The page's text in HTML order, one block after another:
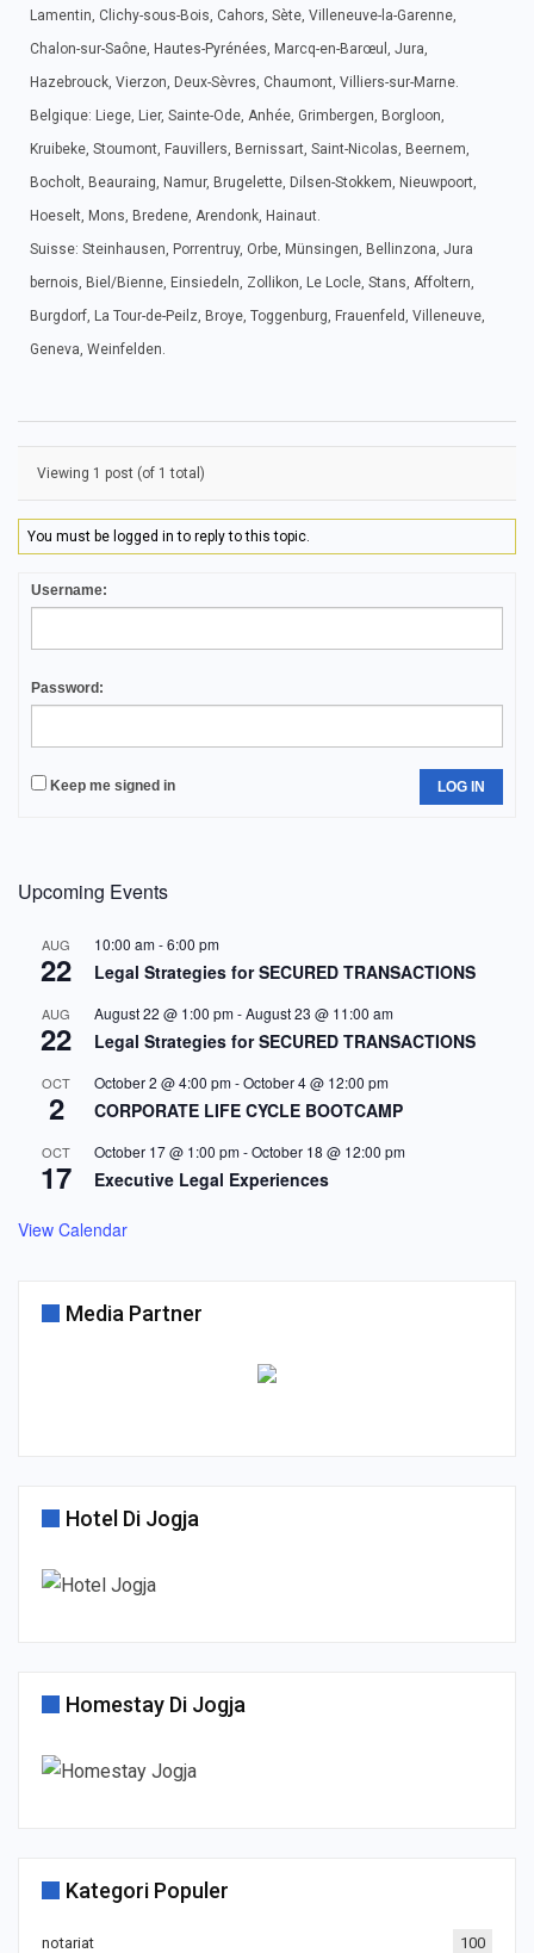
Lamentin, Clichy-sous-Bois, Cahors, Sète, Villeneuve-la-Garenne,
Chalon-sur-Saône, Hautes-Pyrénées, Marcq-en-Barœul, Jura,
Hazebrouck, Vierzon, Deux-Sèvres, Chaumont, Villiers-sur-Marne.
Belgique: Liege, Lier, Sainte-Ode, Anhée, Grimbergen, Borgloon,
Kruibeke, Stoumont, Fauvillers, Bernissart, Saint-Nicolas, Beernem,
Bocholt, Beauraing, Namur, Brugelette, Dilsen-Stokkem, Nieuwpoort,
Hoeselt, Mons, Bredene, Arendonk, Hainaut.
Suisse: Steinhausen, Porrentruy, Orbe, Münsingen, Bellinzona, Jura
bernois, Biel/Bienne, Einsiedeln, Zollikon, Le Locle, Stans, Affoltern,
Burgdorf, La Tour-de-Peilz, Broye, Toggenburg, Frauenfeld, Villeneuve,
Geneva, Weinfelden.
Viewing 1 post (of 1 total)
You must be logged in to reply to this topic.
Username:
Password:
Keep me signed in LOG IN
Upcoming Events
AUG
22
10:00 am-6:00 pm
Legal Strategies for SECURED TRANSACTIONS
AUG
22
August 22 @ 1:00 pm-August 23 @ 11:00 am
Legal Strategies for SECURED TRANSACTIONS
OCT
2
October 2 @ 4:00 pm-October 4 @ 12:00 pm
CORPORATE LIFE CYCLE BOOTCAMP
OCT
17
October 17 @ 1:00 pm-October 18 @ 12:00 pm
Executive Legal Experiences
View Calendar
Media Partner
Hotel Di Jogja
Homestay Di Jogja
Kategori Populer
notariat 100